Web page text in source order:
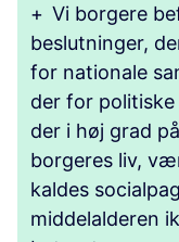
+ Vi borgere
beslutninger,
for nationale
der for
der i høj grad
borgeres liv,
kaldes
middelalderen